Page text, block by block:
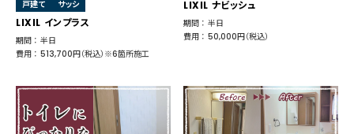
戸建て サッシ
LIXIL インプラス
期間 ： 半日
費用 ： 513,700円（税込）※6箇所施工
LIXIL ナビッシュ
期間 ： 半日
費用 ： 50,000円（税込）